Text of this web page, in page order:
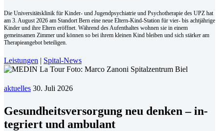
Die Universitätsklinik für Kinder- und Jugendpsychiatrie und Psychotherapie des UPZ hat
am 3. August 2026 am Standort Bern eine neue Eltern-Kind-Station für vier- bis achtjährige
Kinder und ihre Eltern eröffnet. Während des Aufenthaltes wohnen sie in einem
gemeinsamen Zimmer und können so bei ihrem kleinen Kind bleiben und sich stärker am
Therapieangebot beteiligen.
Leistungen | Spital-News
aktuelles 30. Juli 2026
Ge­sund­heits­ver­sor­gung neu den­ken – in­
te­griert und am­bu­lant